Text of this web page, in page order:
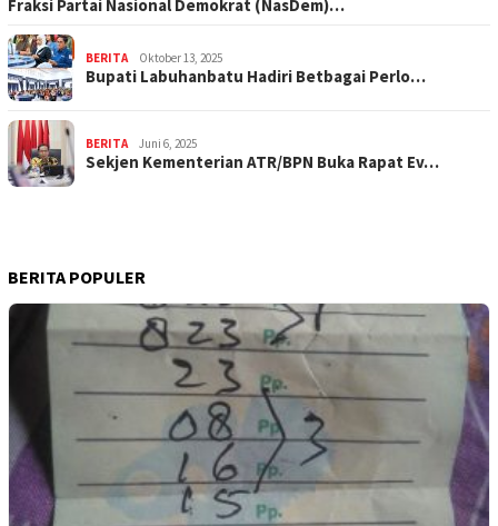
Fraksi Partai Nasional Demokrat (NasDem)…
BERITA Oktober 13, 2025
Bupati Labuhanbatu Hadiri Betbagai Perlo…
BERITA Juni 6, 2025
Sekjen Kementerian ATR/BPN Buka Rapat Ev…
BERITA POPULER